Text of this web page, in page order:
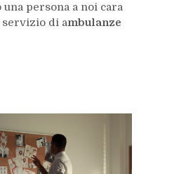
persona a noi cara
servizio di ambulanze